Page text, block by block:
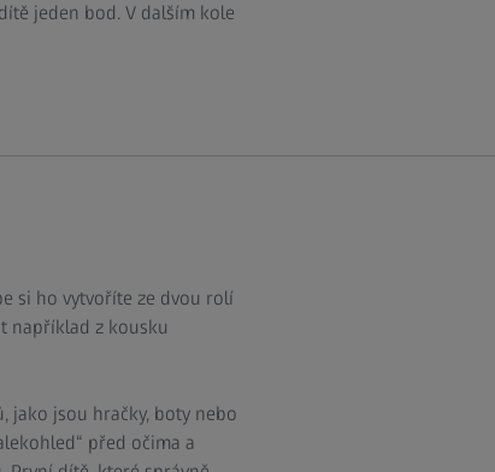
jeden bod. V dalším kole
si ho vytvoříte ze dvou rolí
například z kousku
jako jsou hračky, boty nebo
před očima a